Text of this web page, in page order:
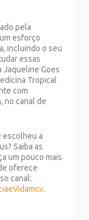
pela
esforço
incluindo o seu
essas
Jaqueline Goes
Tropical
com
no canal de
escolheu a
Saiba as
um pouco mais
oferece
canal:
.